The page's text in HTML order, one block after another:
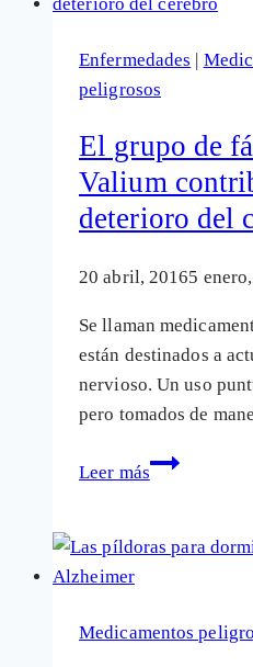
y
por
los
Valium,
Lexatin,
Orfidal…
Enfermedades |
peligrosos
El grupo de
Valium
deterioro del
20 abril, 20165
Se llaman
están destinados a
nervioso. Un uso
pero tomados de
Leer más
El
fármacos
contribuyen
Medicamentos